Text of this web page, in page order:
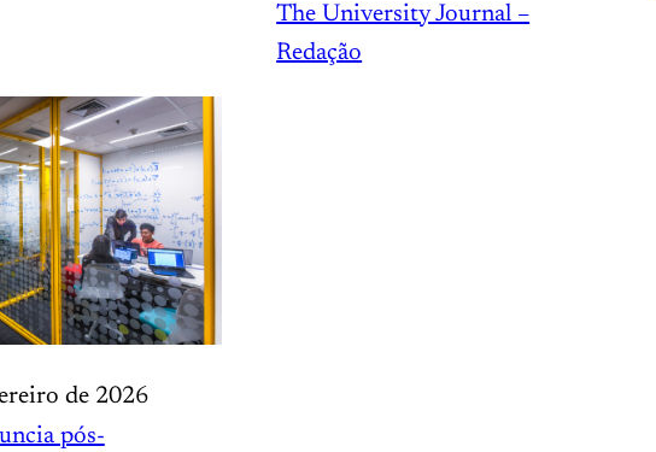
The University Journal –
Redação
de 2026
pós-